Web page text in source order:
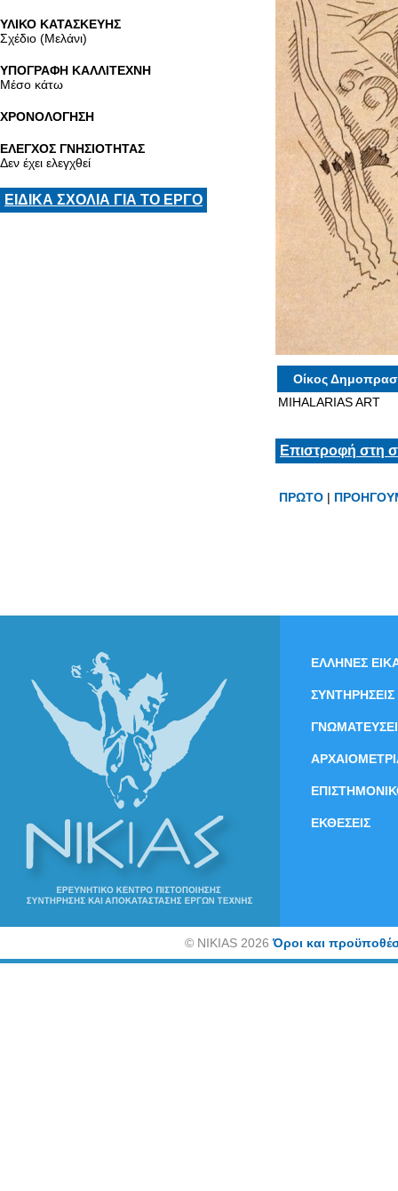
ΥΛΙΚΟ ΚΑΤΑΣΚΕΥΗΣ
Σχέδιο (Μελάνι)
ΥΠΟΓΡΑΦΗ ΚΑΛΛΙΤΕΧΝΗ
Μέσο κάτω
ΧΡΟΝΟΛΟΓΗΣΗ
ΕΛΕΓΧΟΣ ΓΝΗΣΙΟΤΗΤΑΣ
Δεν έχει ελεγχθεί
ΕΙΔΙΚΑ ΣΧΟΛΙΑ ΓΙΑ ΤΟ ΕΡΓΟ
Οίκος
MIHALARIAS ART
Επιστροφή στη
ΠΡΩΤΟ |
ΕΛΛΗΝΕΣ
ΣΥΝΤΗΡΗΣΕΙΣ
ΕΚΘΕΣΕΙΣ
©NIKIAS 2026Όροι και